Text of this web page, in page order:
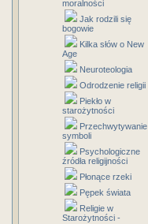
moralności
Jak rodzili się
bogowie
Kilka słów o New
Age
Neuroteologia
Odrodzenie religii
Piekło w
starożytności
Przechwytywanie
symboli
Psychologiczne
źródła religijności
Płonące rzeki
Pępek świata
Religie w
Starożytności -